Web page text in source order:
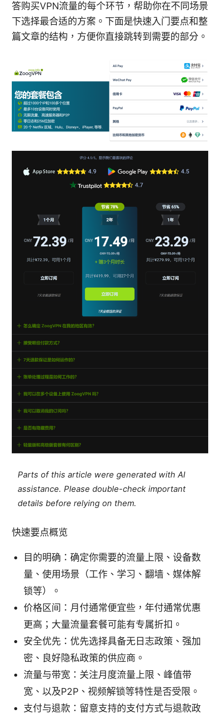
答购买VPN流量的每个环节，帮助你在不同场景
下选择最合适的方案。下面是快速入门要点和整
篇文章的结构，方便你直接跳转到需要的部分。
Parts of this article were generated with AI
assistance. Please double-check important
details before relying on them.
快速要点概览
目的明确：确定你需要的流量上限、设备数
量、使用场景（工作、学习、翻墙、媒体解
锁等）。
价格区间：月付通常便宜些，年付通常优惠
更高；大量流量套餐可能有专属折扣。
安全优先：优先选择具备无日志政策、强加
密、良好隐私政策的供应商。
流量与带宽：关注月度流量上限、峰值带
宽、以及P2P、视频解锁等特性是否受限。
支付与退款：留意支持的支付方式与退款政